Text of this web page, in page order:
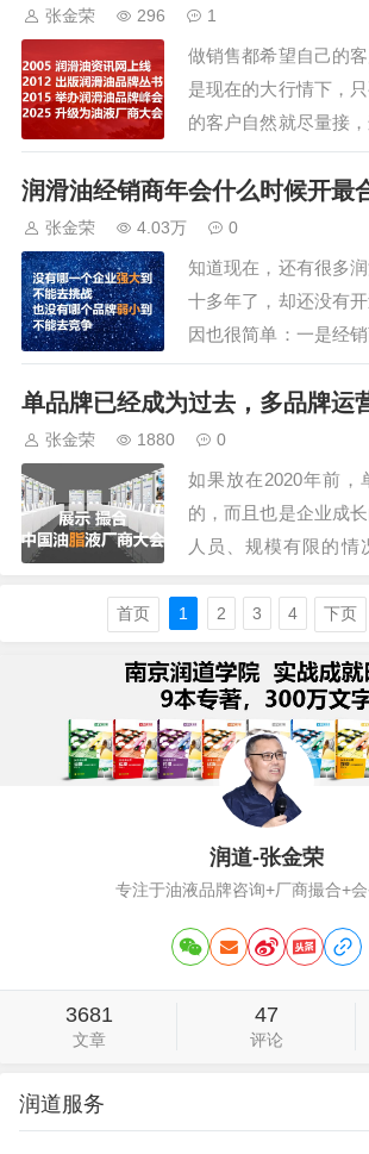
户更精准，有的…
张金荣 296 1
做销售都希望自己的
是现在的大行情下，
的客户自然就尽量接
下大部分人的想法，
不管什么菜，捡到筐里
我就发现，这样接客
特错，客户创造的价
假如，一个很小的还
个月就要一两…
润滑油经销商年会什么时候开最
张金荣 4.03万 0
知道现在，还有很多
十多年了，却还没有
因也很简单：一是经
有氛围；二是不知道
内容，自己说些什么；
亏本生意，要安排食
这么想，其实是把大
会需要开，而是非常
精神，比如新…
单品牌已经成为过去，多品牌运
张金荣 1880 0
如果放在2020年前，
的，而且也是企业成
人员、规模有限的情
糕。但现在整个市场
然。在过去，一个品牌
比较容易的，只要耐心
定30来个经…
首页 1 2 3 4 下页
润道-张金荣
专注于油液品牌咨询+厂商撮合+
3681
文章
47
评论
润道服务